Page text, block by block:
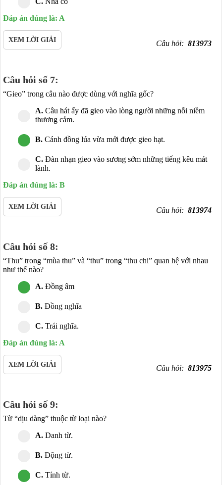
Đáp án đúng là: A
XEM LỜI GIẢI Câu hỏi: 813973
Câu hỏi số 7:
“Gieo” trong câu nào được dùng với nghĩa gốc?
A. Câu hát ấy đã gieo vào lòng người những nỗi niềm
thương cảm.
B. Cánh đồng lúa vừa mới được gieo hạt.
C. Đàn nhạn gieo vào sương sớm những tiếng kêu mát
lành.
Đáp án đúng là: B
XEM LỜI GIẢI Câu hỏi: 813974
Câu hỏi số 8:
“Thu” trong “mùa thu” và “thu” trong “thu chi” quan hệ với nhau
như thế nào?
A. Đồng âm
B. Đồng nghĩa
C. Trái nghĩa.
Đáp án đúng là: A
XEM LỜI GIẢI Câu hỏi: 813975
Câu hỏi số 9:
Từ “dịu dàng” thuộc từ loại nào?
A. Danh từ.
B. Động từ.
C. Tính từ.